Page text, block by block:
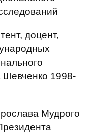
доцент,
Шевченко 1998-
Мудрого